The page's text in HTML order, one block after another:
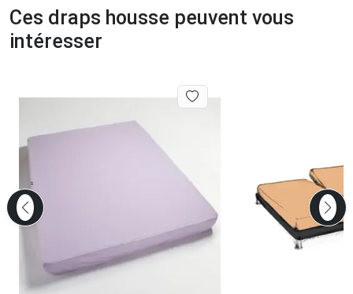
Ces draps housse peuvent vous
intéresser